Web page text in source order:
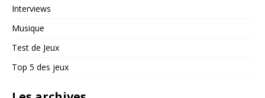
Interviews
Musique
Test de Jeux
Top 5 des jeux